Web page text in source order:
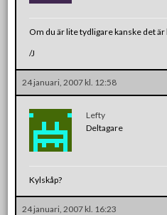
Om du är lite tydligare kanske det är
/J
24 januari, 2007 kl. 12:58
Lefty
Deltagare
Kylskåp?
24 januari, 2007 kl. 16:23